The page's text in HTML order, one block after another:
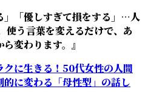
」「優しすぎて損をする」…人
使う言葉を変えるだけで、あ
変わります。』